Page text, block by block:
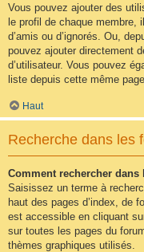
Vous pouvez ajouter des
le profil de chaque membre,
d’amis ou d’ignorés. Ou,
pouvez ajouter directement
d’utilisateur. Vous pouvez
liste depuis cette même page.
Haut
Recherche dans les
Comment rechercher dans
Saisissez un terme à
haut des pages d’index, de
est accessible en cliquant
sur toutes les pages du
thèmes graphiques utilisés.